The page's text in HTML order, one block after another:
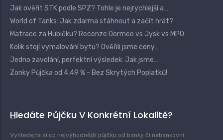
Jak ověřit STK podle SPZ? Tohle je nejrychlejší a…
World of Tanks: Jak zdarma stáhnout a začít hrát?
Matrace za Hubičku? Recenze Dormeo vs Jysk vs MPO…
Kolik stojí vymalování bytu? Ověřili jsme ceny…
Jedno zavolání, perfektní výsledek: Jak jsme…
Zonky Půjčka od 4,49 % - Bez Skrytých Poplatků!
Hledáte Půjčku V Konkrétní Lokalitě?
Vyhledejte si co nejvýhodnější půjčku od banky či nebankovní